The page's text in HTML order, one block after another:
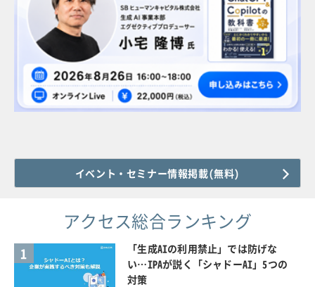
イベント・セミナー情報掲載(無料)
アクセス総合ランキング
1
「生成AIの利用禁止」では防げな
い…IPAが説く「シャドーAI」5つの
対策